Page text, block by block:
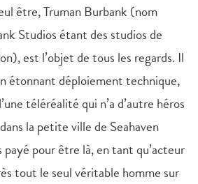
être, Truman Burbank (nom
Studios étant des studios de
est l’objet de tous les regards. Il
étonnant déploiement technique,
téléréalité qui n’a d’autre héros
la petite ville de Seahaven
payé pour être là, en tant qu’acteur
tout le seul véritable homme sur